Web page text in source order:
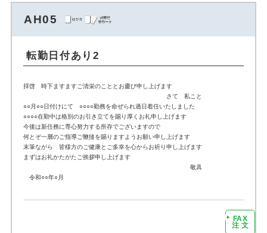
AH05
転勤日付あり2
拝啓 時下ますますご清栄のこととお慶び申し上げます
さて 私こと
○○月○○日付けにて ○○○○勤務を命ぜられ過日着任いたしました
○○○○在勤中は格別のお引き立てを賜り厚くお礼申し上げます
今後は新任務に専心努力する所存でございますので
何とぞ一層のご指導ご鞭撻を賜りますようお願い申し上げます
末筆ながら 皆様方のご健康とご多幸を心からお祈り申し上げます
まずはお礼かたがたご挨拶申し上げます
敬具
令和○○年○月
FAX
注 文